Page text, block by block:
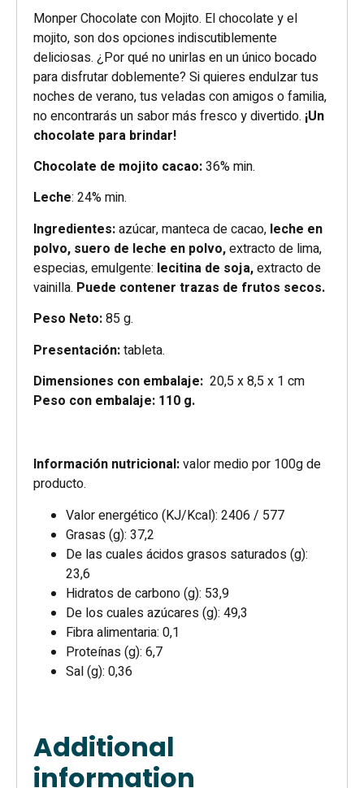
Monper Chocolate con Mojito. El chocolate y el
mojito, son dos opciones indiscutiblemente
deliciosas. ¿Por qué no unirlas en un único bocado
para disfrutar doblemente? Si quieres endulzar tus
noches de verano, tus veladas con amigos o familia,
no encontrarás un sabor más fresco y divertido. ¡Un
chocolate para brindar!
Chocolate de mojito cacao:36% min.
Leche: 24% min.
Ingredientes:azúcar, manteca de cacao, leche en
polvo, suero de leche en polvo,extracto de lima,
especias, emulgente: lecitina de soja,extracto de
vainilla. Puede contener trazas de frutos secos.
Peso Neto:85 g.
Presentación:tableta.
Dimensiones con embalaje: 20,5 x 8,5 x 1 cm
Peso con embalaje: 110 g.
Información nutricional:valor medio por 100g de
producto.
Valor energético (KJ/Kcal): 2406 / 577
Grasas (g): 37,2
De las cuales ácidos grasos saturados (g):
23,6
Hidratos de carbono (g): 53,9
De los cuales azúcares (g): 49,3
Fibra alimentaria: 0,1
Proteínas (g): 6,7
Sal (g): 0,36
Additional
information